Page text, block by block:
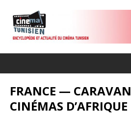
FRANCE —
CINÉMAS D’AFRIQUE